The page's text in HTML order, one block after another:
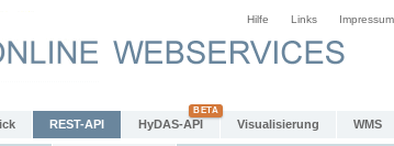
Hilfe Links Impressum
REST-API HyDAS-API Visualisierung WMS